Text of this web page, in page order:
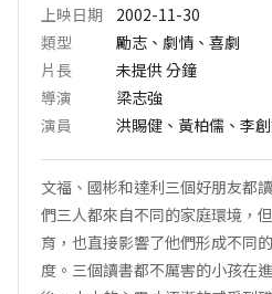
上映日期
2002-11-30
類型
勵志、劇情、喜劇
片長
未提供分鐘
導演
梁志強
演員
洪賜健、黃柏儒、李
文福、國彬和達利三個好朋友都
們三人都來自不同的家庭環境，
育，也直接影響了他們形成不同
度。三個讀書都不厲害的小孩在